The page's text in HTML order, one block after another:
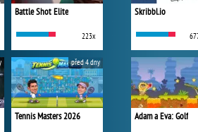
Battle Shot Elite
223x
Tennis Masters 2026
před 4 dny
Skribbl.io
Adam a Eva: Golf